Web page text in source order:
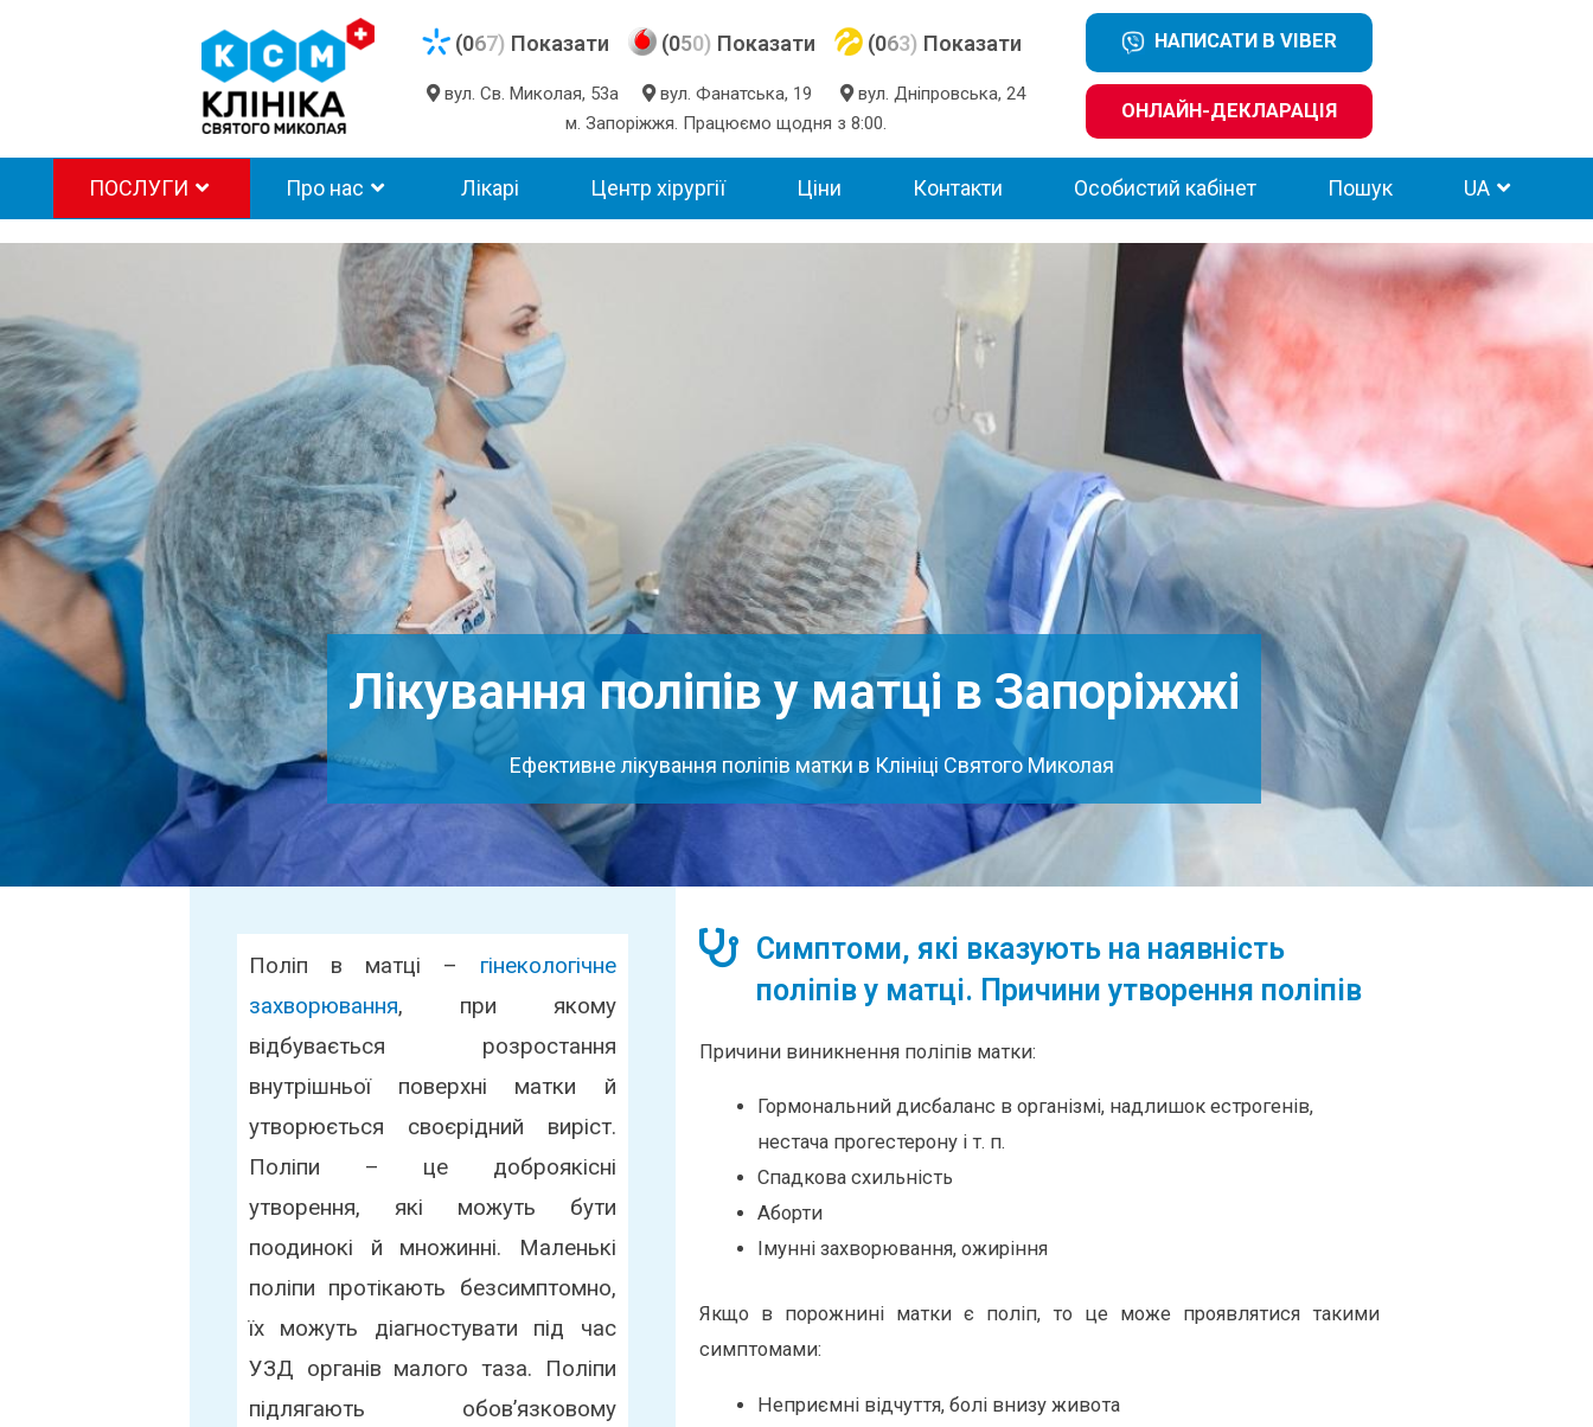
(067) Показати (050) Показати
вул. Св. Миколая, 53а вул. Фанатська, 19
вул. Дніпровська, 24
м. Запоріжжя. Працюємо щодня з 8:00.
(063) Показати НАПИСАТИ В VIBER
ОНЛАЙН-ДЕКЛАРАЦІЯ
ПОСЛУГИ Про нас Лікарі Центр хірургії Ціни Контакти Особистий кабінет Пошук UA
Лікування поліпів у матці в Запоріжжі
Ефективне лікування поліпів матки в Клініці Святого Миколая
Поліп в матці – гінекологічне
захворювання, при якому
відбувається розростання
внутрішньої поверхні матки й
утворюється своєрідний виріст.
Поліпи – це доброякісні
утворення, які можуть бути
поодинокі й множинні. Маленькі
поліпи протікають безсимптомно,
їх можуть діагностувати під час
УЗД органів малого таза. Поліпи
підлягають обов’язковому
Симптоми, які вказують на наявність
поліпів у матці. Причини утворення поліпів
Причини виникнення поліпів матки:
Гормональний дисбаланс в організмі, надлишок естрогенів,
нестача прогестерону і т. п.
Спадкова схильність
Аборти
Імунні захворювання, ожиріння
Якщо в порожнині матки є поліп, то це може проявлятися такими
симптомами:
Неприємні відчуття, болі внизу живота